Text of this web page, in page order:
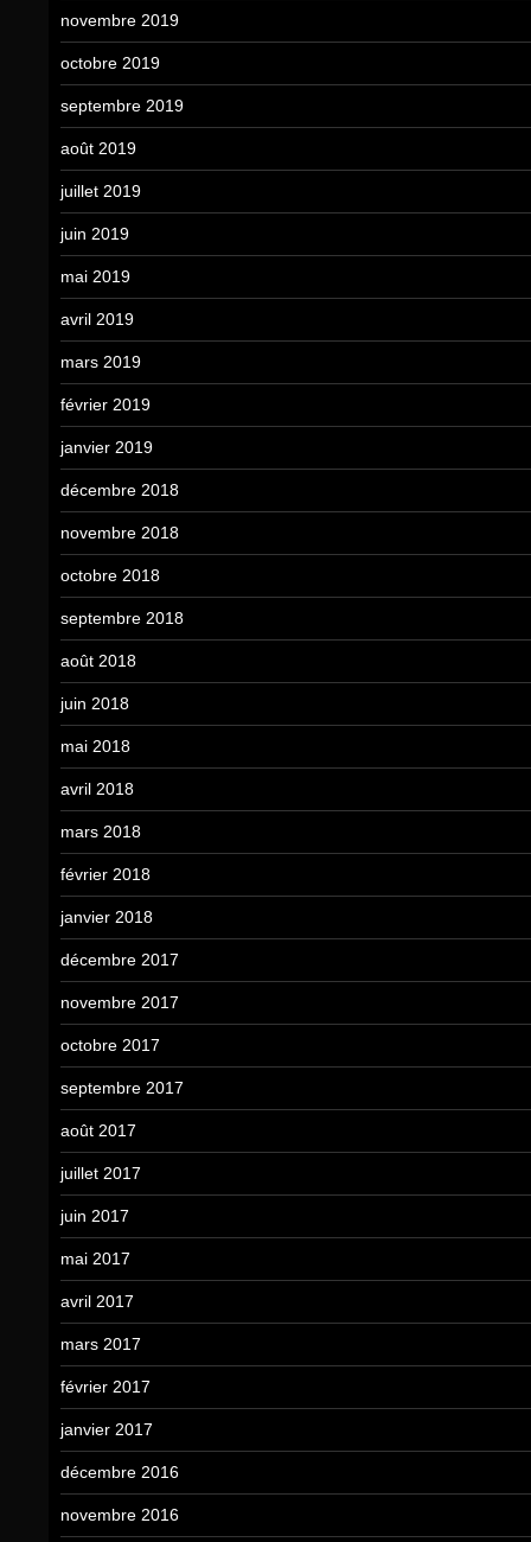
novembre 2019
octobre 2019
septembre 2019
août 2019
juillet 2019
juin 2019
mai 2019
avril 2019
mars 2019
février 2019
janvier 2019
décembre 2018
novembre 2018
octobre 2018
septembre 2018
août 2018
juin 2018
mai 2018
avril 2018
mars 2018
février 2018
janvier 2018
décembre 2017
novembre 2017
octobre 2017
septembre 2017
août 2017
juillet 2017
juin 2017
mai 2017
avril 2017
mars 2017
février 2017
janvier 2017
décembre 2016
novembre 2016